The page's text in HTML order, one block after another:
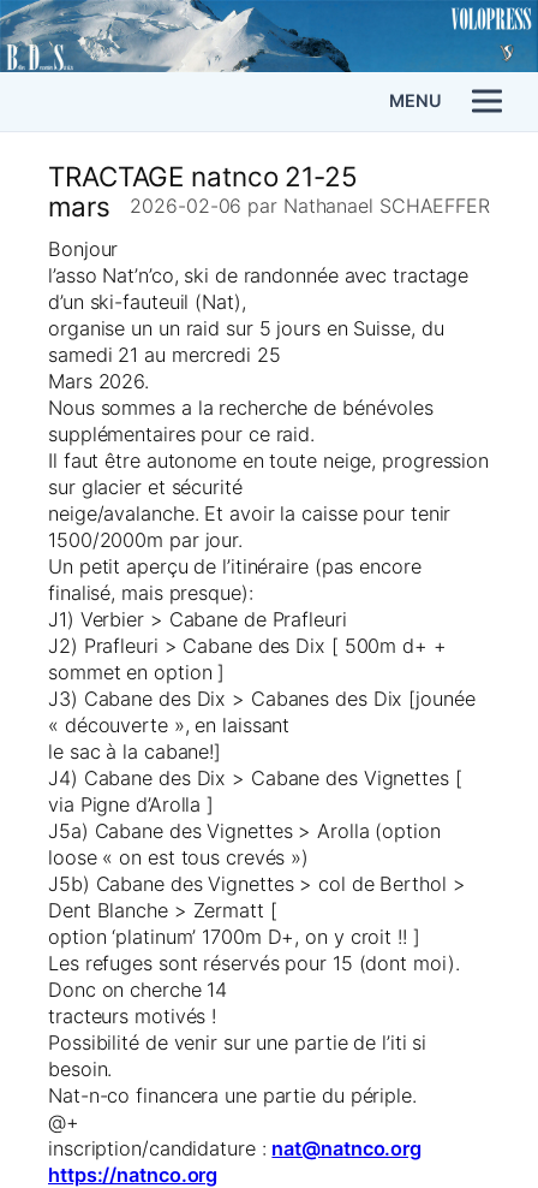
MENU
TRACTAGE natnco 21-25
mars
2026-02-06 par Nathanael SCHAEFFER
Bonjour
l’asso Nat’n’co, ski de randonnée avec tractage
d’un ski-fauteuil (Nat),
organise un un raid sur 5 jours en Suisse, du
samedi 21 au mercredi 25
Mars 2026.
Nous sommes a la recherche de bénévoles
supplémentaires pour ce raid.
Il faut être autonome en toute neige, progression
sur glacier et sécurité
neige/avalanche. Et avoir la caisse pour tenir
1500/2000m par jour.
Un petit aperçu de l’itinéraire (pas encore
finalisé, mais presque):
J1) Verbier > Cabane de Prafleuri
J2) Prafleuri > Cabane des Dix [ 500m d+ +
sommet en option ]
J3) Cabane des Dix > Cabanes des Dix [jounée
« découverte », en laissant
le sac à la cabane!]
J4) Cabane des Dix > Cabane des Vignettes [
via Pigne d’Arolla ]
J5a) Cabane des Vignettes > Arolla (option
loose « on est tous crevés »)
J5b) Cabane des Vignettes > col de Berthol >
Dent Blanche > Zermatt [
option ‘platinum’ 1700m D+, on y croit !! ]
Les refuges sont réservés pour 15 (dont moi).
Donc on cherche 14
tracteurs motivés !
Possibilité de venir sur une partie de l’iti si
besoin.
Nat-n-co financera une partie du périple.
@+
inscription/candidature : nat@natnco.org
https://natnco.org